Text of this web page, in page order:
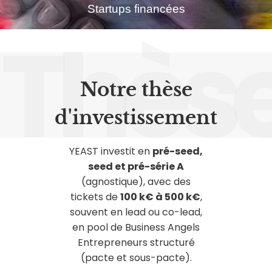
Startups financées
Notre thèse
d'investissement
YEAST investit en pré-seed,
seed et pré-série A
(agnostique), avec des
tickets de100 k€ à 500 k€,
souvent en lead ou co-lead,
en pool de Business Angels
Entrepreneurs structuré
(pacte et sous-pacte).